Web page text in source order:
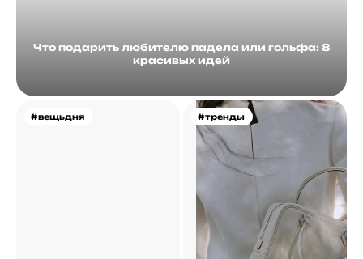
Что подарить любителю падела или гольфа: 8
красивых идей
#вещьдня #тренды